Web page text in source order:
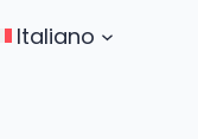
Italiano